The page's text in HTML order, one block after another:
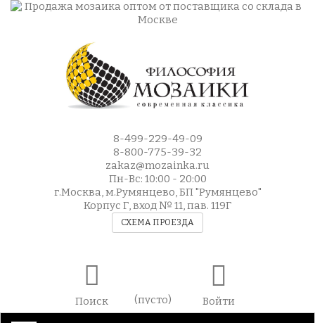
8-499-229-49-09
8-800-775-39-32
zakaz@mozainka.ru
Пн-Вс: 10:00 - 20:00
г.Москва, м.Румянцево, БП "Румянцево"
Корпус Г, вход № 11, пав. 119Г
СХЕМА ПРОЕЗДА
Поиск (пусто) Войти